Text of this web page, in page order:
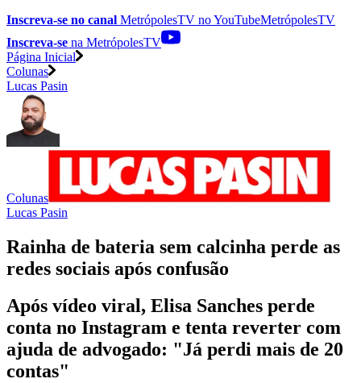
Inscreva-se no canal MetrópolesTV noYouTubeMetrópolesTV
Inscreva-se na MetrópolesTV
Página Inicial
Colunas
Lucas Pasin
Colunas
Lucas Pasin
Rainha de bateria sem calcinha perde as
redes sociais após confusão
Após vídeo viral, Elisa Sanches perde
conta no Instagram e tenta reverter com
ajuda de advogado: "Já perdi mais de 20
contas"